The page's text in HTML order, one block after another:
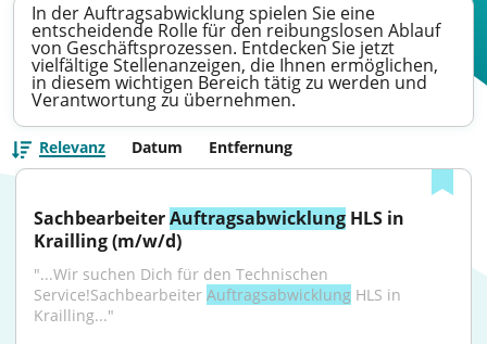
In der Auftragsabwicklung spielen Sie eine
entscheidende Rolle für den reibungslosen Ablauf
von Geschäftsprozessen. Entdecken Sie jetzt
vielfältige Stellenanzeigen, die Ihnen ermöglichen,
in diesem wichtigen Bereich tätig zu werden und
Verantwortung zu übernehmen.
Relevanz Datum Entfernung
Sachbearbeiter Auftragsabwicklung HLS in
Krailling (m/w/d)
"...Wir suchen Dich für den Technischen
Service!Sachbearbeiter Auftragsabwicklung HLS in
Krailling..."